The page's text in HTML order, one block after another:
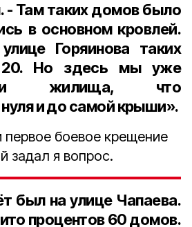
- Там таких домов было
в основном кровлей.
Горяинова таких
Но здесь мы уже
жилища, что
и до самой крыши».
боевое крещение
задал я вопрос.
был на улице Чапаева.
процентов 60 домов.